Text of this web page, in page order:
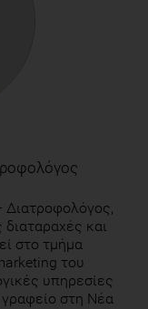
Διατροφολόγος,
διαταραχές και
στο τμήμα
του
υπηρεσίες
γραφείο στη Νέα